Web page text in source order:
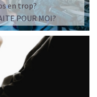
en trop?
POUR MOI?